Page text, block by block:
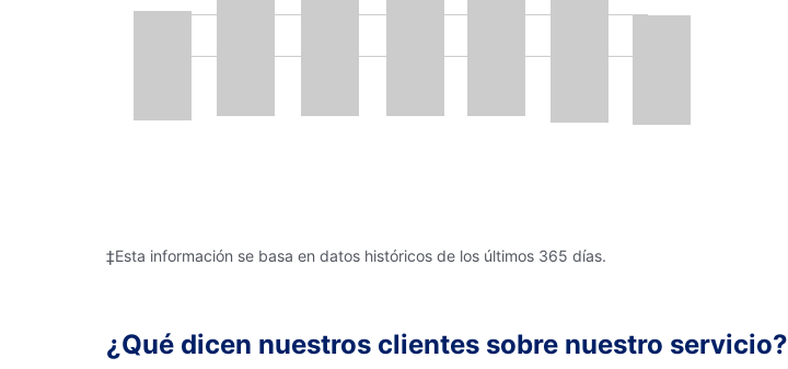
‡Esta información se basa en datos históricos de los últimos 365 días.
¿Qué dicen nuestros clientes sobre nuestro servicio?